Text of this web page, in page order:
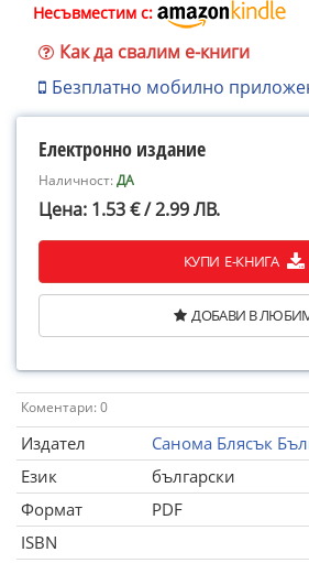
Несъвместим с:
Как да свалим е-книги
Безплатно мобилно
Електронно издание
Наличност:ДА
Цена: 1.53 € / 2.99 ЛВ.
КУПИ Е-КНИГА
ДОБАВИ В
Коментари: 0
Издател
Санома Блясък
Език
български
Формат
PDF
ISBN